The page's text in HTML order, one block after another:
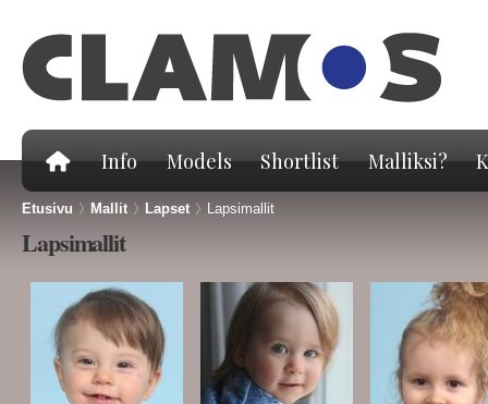
Info Models Shortlist Malliksi?
Etusivu > Mallit> Lapset> Lapsimallit
Lapsimallit
Sivut